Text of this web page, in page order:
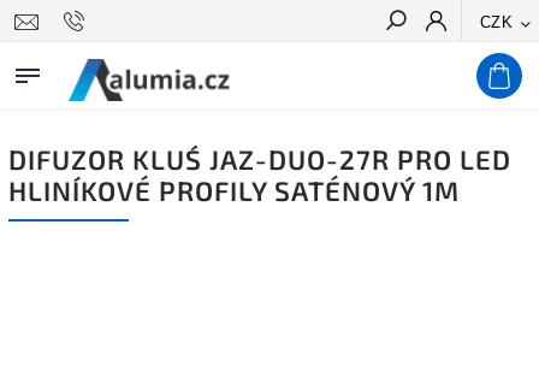
CZK
Hledat
DIFUZOR KLUŚ JAZ-DUO-27R PRO LED
HLINÍKOVÉ PROFILY SATÉNOVÝ 1M